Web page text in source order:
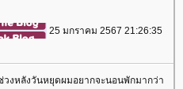
25 มกราคม 2567 21:26:35
วงหลังวันหยุดผมอยากจะนอนพักมากว่า